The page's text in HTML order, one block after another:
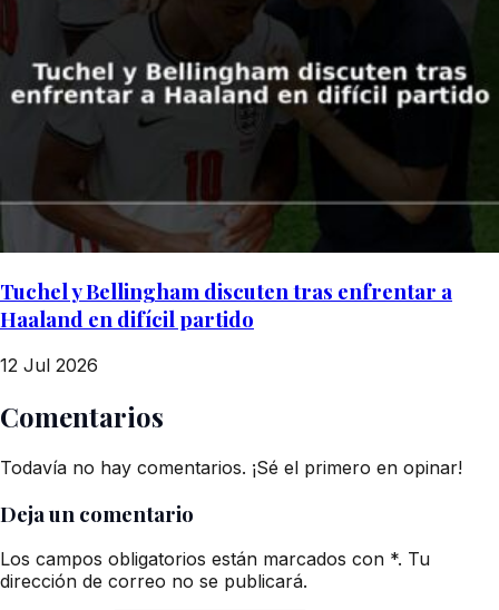
Tuchel y Bellingham discuten tras enfrentar a
Haaland en difícil partido
12 Jul 2026
Comentarios
Todavía no hay comentarios. ¡Sé el primero en opinar!
Deja un comentario
Los campos obligatorios están marcados con *. Tu
dirección de correo no se publicará.